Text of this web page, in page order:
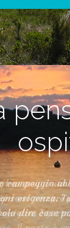
campeggio
esigenza.
dire cose